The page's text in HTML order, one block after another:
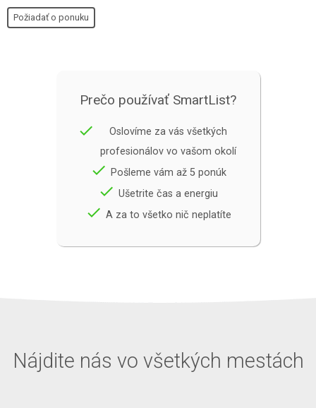
Požiadať o ponuku
Prečo používať SmartList?
done
Oslovíme za vás všetkých
profesionálov vo vašom okolí
done Pošleme vám až 5 ponúk
done Ušetrite čas a energiu
done A za to všetko nič neplatíte
Nájdite nás vo všetkých mestách